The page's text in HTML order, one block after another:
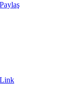
Paylaş
Link